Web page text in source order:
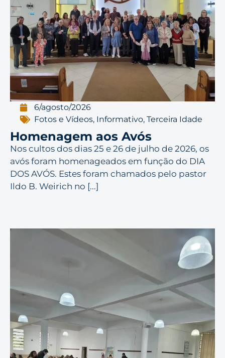
6/agosto/2026
Fotos e Vídeos, Informativo,Terceira Idade
Homenagem aos Avós
Nos cultos dos dias 25 e 26 de julho de 2026, os
avós foram homenageados em função do DIA
DOS AVÓS. Estes foram chamados pelo pastor
Ildo B. Weirich no [...]